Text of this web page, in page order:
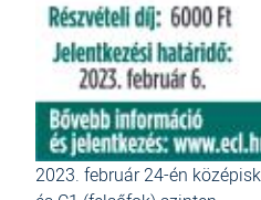
2023. február 24-én